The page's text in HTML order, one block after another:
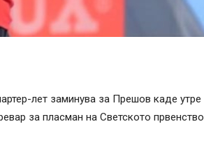
лет заминува за Прешов каде утре
за пласман на Светското првенство